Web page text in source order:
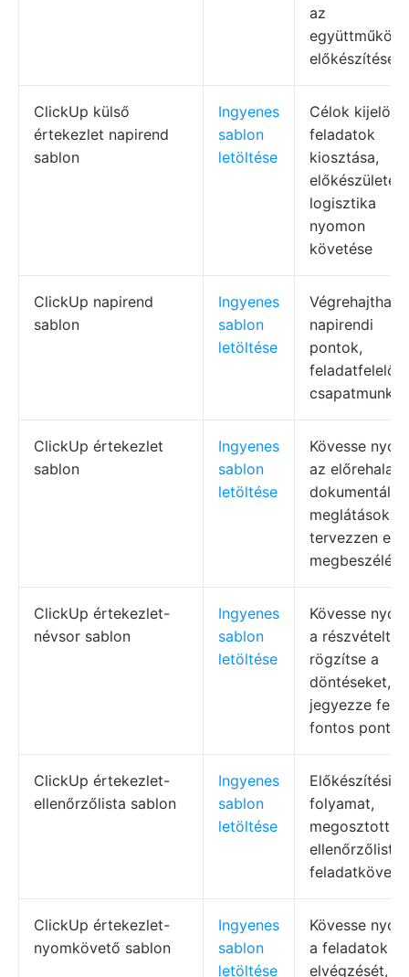
az
előkészítését
ClickUp külső
értekezlet napirend
sablon
Ingyenes
sablon
letöltése
Célok
feladatok
kiosztása,
előkészületek
logisztika
nyomon
követése
ClickUp napirend
sablon
Ingyenes
sablon
letöltése
Végrehajtható
napirendi
pontok,
csapatmunka
ClickUp értekezlet
sablon
Ingyenes
sablon
letöltése
Kövesse
az
dokumentálja
meglátásokat,
tervezzen
ClickUp értekezlet-
névsor sablon
Ingyenes
sablon
letöltése
Kövesse
a részvételt,
rögzítse a
döntéseket,
jegyezze fel a
fontos
ClickUp értekezlet-
ellenőrzőlista sablon
Ingyenes
sablon
letöltése
Előkészítési
folyamat,
megosztott
ClickUp értekezlet-
nyomkövető sablon
Ingyenes
sablon
letöltése
Kövesse
a feladatok
elvégzését, az